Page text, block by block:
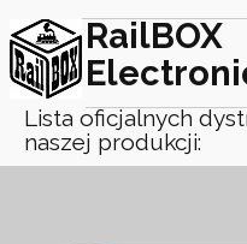
RailBOX
Lista oficjalnych
naszej produkcji: